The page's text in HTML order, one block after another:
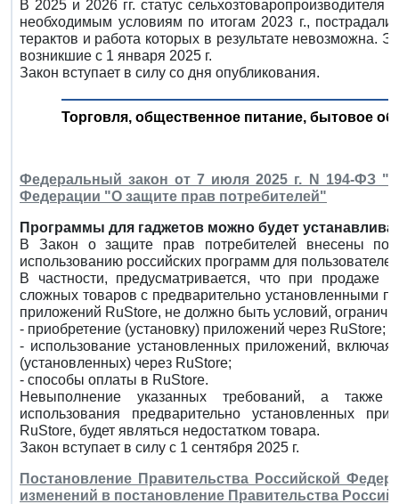
В 2025 и 2026 гг. статус
необходимым условиям по итогам 2023 г.,
терактов и работа которых в результате невозможна.
возникшие с 1 января 2025 г.
Закон вступает в силу со дня опубликования.
Торговля, общественное питание, бытовое
Федеральный закон от 7 июля 2025 г. N 194-ФЗ
Федерации "О защите прав потребителей"
Программы для гаджетов можно будет
В Закон о защите прав потребителей внесены
использованию российских программ для
В частности, предусматривается, что при продаже
сложных товаров с предварительно установленными
приложений RuStore, не должно быть условий,
- приобретение (установку) приложений через RuStore;
- использование установленных приложений,
(установленных) через RuStore;
- способы оплаты в RuStore.
Невыполнение указанных требований, а также
использования предварительно установленных
RuStore, будет являться недостатком товара.
Закон вступает в силу с 1 сентября 2025 г.
Постановление Правительства Российской
изменений в постановление Правительства